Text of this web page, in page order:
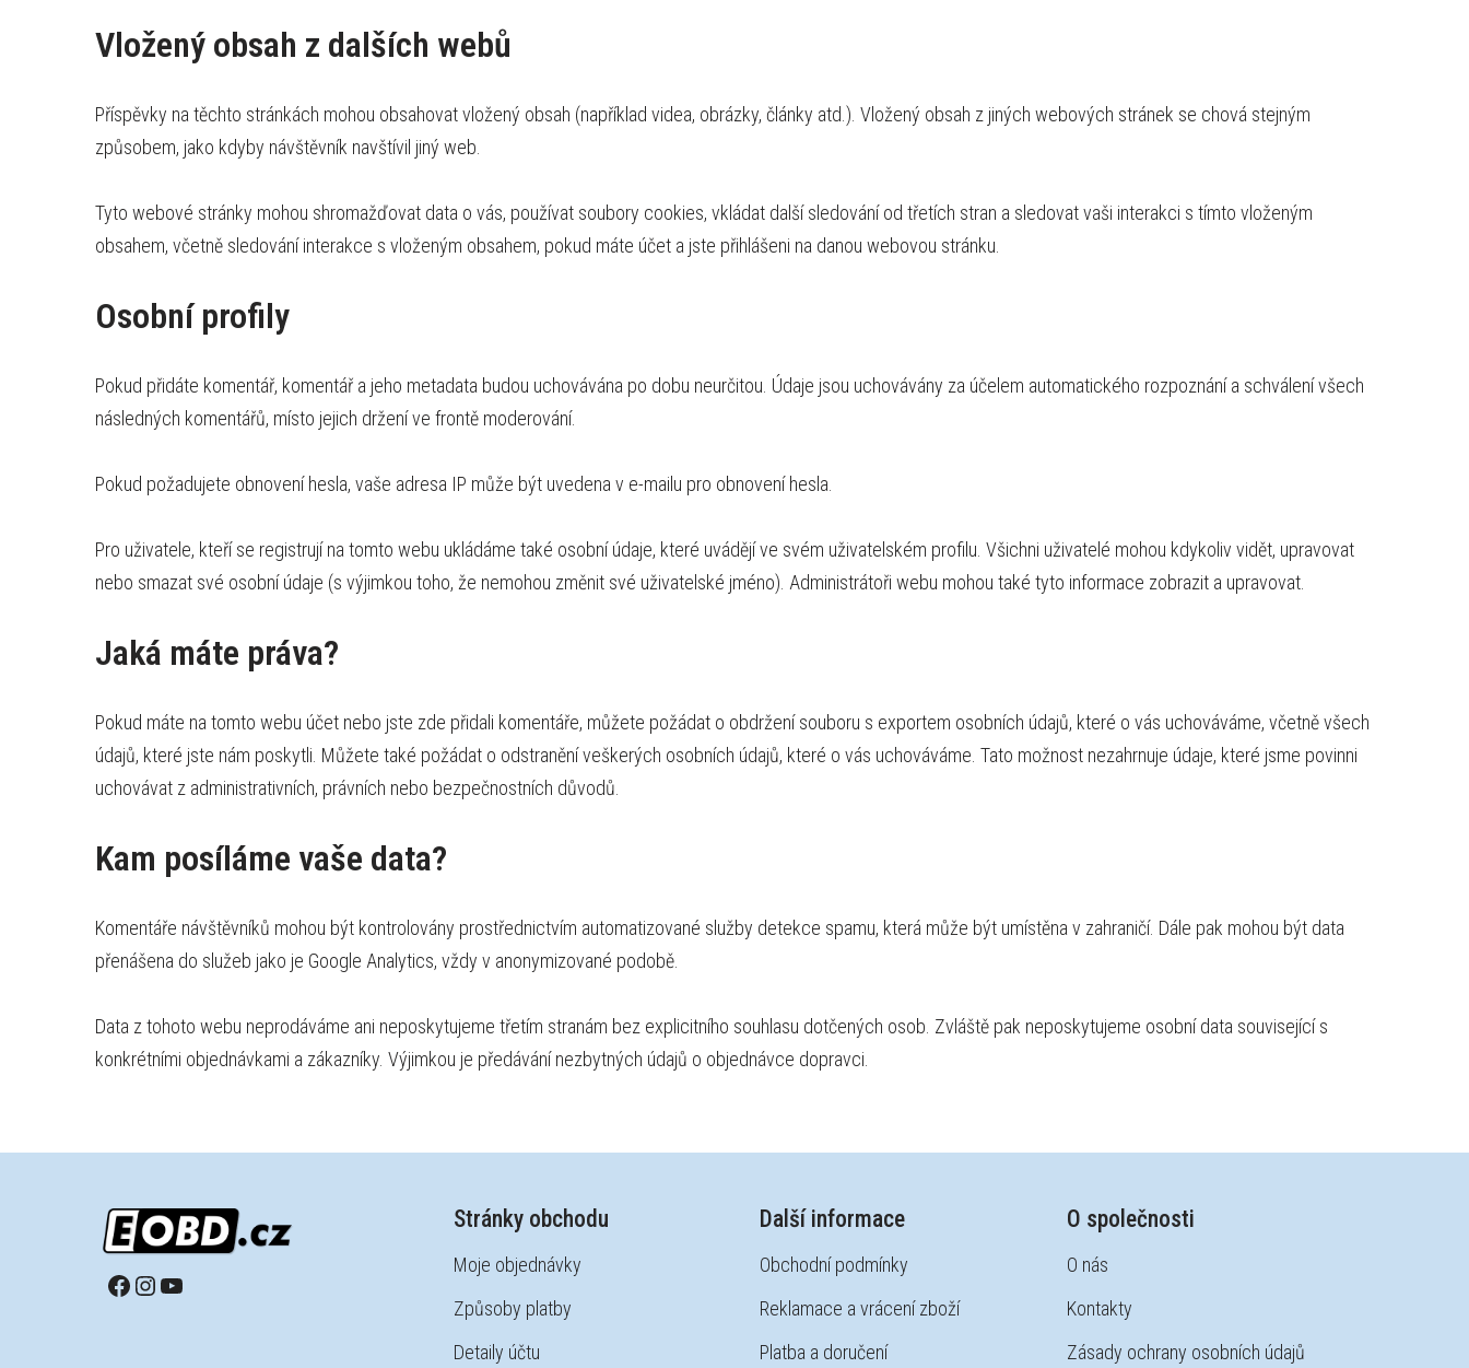
Vložený obsah z dalších webů
Příspěvky na těchto stránkách mohou obsahovat vložený obsah (například videa, obrázky, články atd.). Vložený obsah z jiných webových stránek se chová stejným
způsobem, jako kdyby návštěvník navštívil jiný web.
Tyto webové stránky mohou shromažďovat data o vás, používat soubory cookies, vkládat další sledování od třetích stran a sledovat vaši interakci s tímto vloženým
obsahem, včetně sledování interakce s vloženým obsahem, pokud máte účet a jste přihlášeni na danou webovou stránku.
Osobní profily
Pokud přidáte komentář, komentář a jeho metadata budou uchovávána po dobu neurčitou. Údaje jsou uchovávány za účelem automatického rozpoznání a schválení všech
následných komentářů, místo jejich držení ve frontě moderování.
Pokud požadujete obnovení hesla, vaše adresa IP může být uvedena v e-mailu pro obnovení hesla.
Pro uživatele, kteří se registrují na tomto webu ukládáme také osobní údaje, které uvádějí ve svém uživatelském profilu. Všichni uživatelé mohou kdykoliv vidět, upravovat
nebo smazat své osobní údaje (s výjimkou toho, že nemohou změnit své uživatelské jméno). Administrátoři webu mohou také tyto informace zobrazit a upravovat.
Jaká máte práva?
Pokud máte na tomto webu účet nebo jste zde přidali komentáře, můžete požádat o obdržení souboru s exportem osobních údajů, které o vás uchováváme, včetně všech
údajů, které jste nám poskytli. Můžete také požádat o odstranění veškerých osobních údajů, které o vás uchováváme. Tato možnost nezahrnuje údaje, které jsme povinni
uchovávat z administrativních, právních nebo bezpečnostních důvodů.
Kam posíláme vaše data?
Komentáře návštěvníků mohou být kontrolovány prostřednictvím automatizované služby detekce spamu, která může být umístěna v zahraničí. Dále pak mohou být data
přenášena do služeb jako je Google Analytics, vždy v anonymizované podobě.
Data z tohoto webu neprodáváme ani neposkytujeme třetím stranám bez explicitního souhlasu dotčených osob. Zvláště pak neposkytujeme osobní data související s
konkrétními objednávkami a zákazníky. Výjimkou je předávání nezbytných údajů o objednávce dopravci.
Stránky obchodu
Moje objednávky
Způsoby platby
Detaily účtu
Další informace
Obchodní podmínky
Reklamace a vrácení zboží
Platba a doručení
O společnosti
O nás
Kontakty
Zásady ochrany osobních údajů